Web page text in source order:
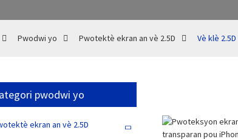
Pwodwi yo Pwotektè ekran an vè 2.5D Vè klè 2.5D
pwodwi yo
ekran an vè 2.5D